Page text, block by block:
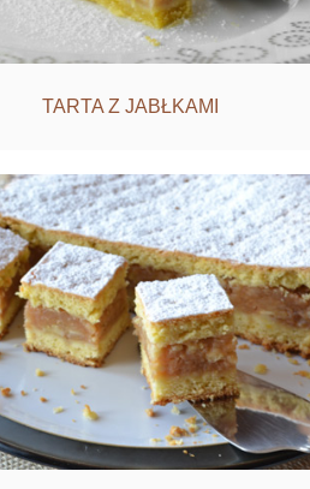
TARTA Z JABŁKAMI